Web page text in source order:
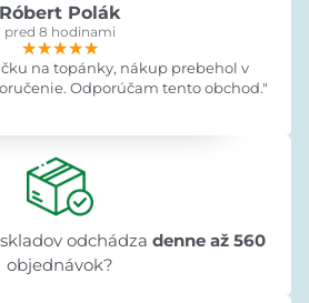
Róbert Polák
pred 8 hodinami
★★★★★
★★★★★
★★★★★
na topánky, nákup prebehol v
Odporúčam tento obchod."
odchádza denne až 560
objednávok?